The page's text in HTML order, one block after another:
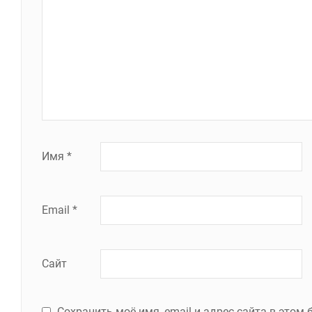
Имя *
Email *
Сайт